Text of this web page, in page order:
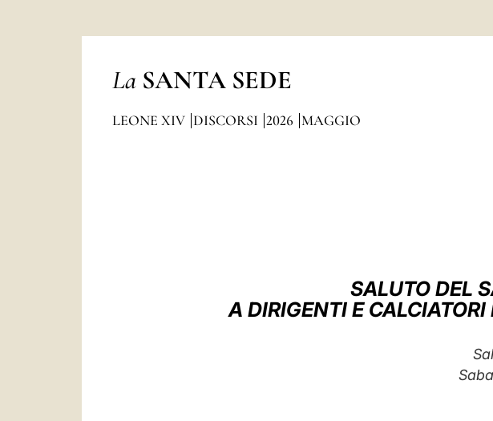
La SANTA SEDE
LEONE XIV DISCORSI 2026 MAGGIO
SALUTO DEL
A DIRIGENTI E